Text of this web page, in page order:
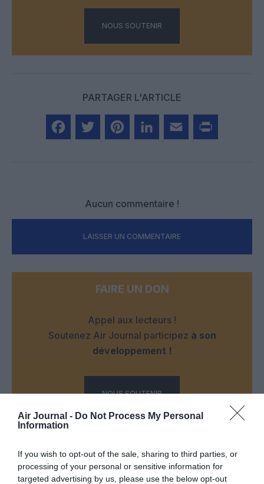
Air Journal - Do Not Process My Personal
Information
If you wish to opt-out of the sale, sharing to third parties, or
processing of your personal or sensitive information for
targeted advertising by us, please use the below opt-out
NOUS SOUTENIR
PARTAGER L'ARTICLE
Aucun commentaire !
LAISSER UN COMMENTAIRE
FAIRE UN DON
Appel aux lecteurs !
Soutenez Air Journal participez à son
développement !
NOUS SOUTENIR